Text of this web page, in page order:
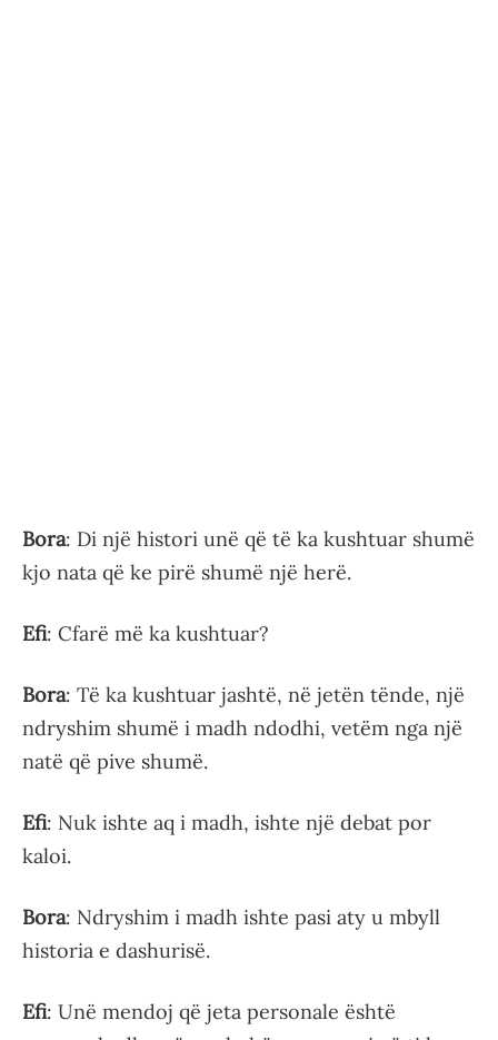
Bora: Di një histori unë që të ka kushtuar shumë
kjo nata që ke pirë shumë një herë.
Efi: Cfarë më ka kushtuar?
Bora: Të ka kushtuar jashtë, në jetën tënde, një
ndryshim shumë i madh ndodhi, vetëm nga një
natë që pive shumë.
Efi: Nuk ishte aq i madh, ishte një debat por
kaloi.
Bora: Ndryshim i madh ishte pasi aty u mbyll
historia e dashurisë.
Efi: Unë mendoj që jeta personale është